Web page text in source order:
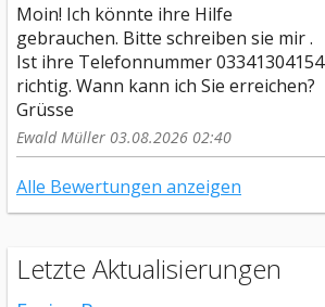
Moin! Ich könnte ihre Hilfe
gebrauchen. Bitte schreiben sie mir .
Ist ihre Telefonnummer 03341304154
richtig. Wann kann ich Sie erreichen?
Grüsse
Ewald Müller 03.08.2026 02:40
Alle Bewertungen anzeigen
Letzte Aktualisierungen